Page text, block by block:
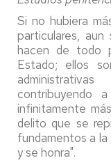
Si no hubiera
particulares,
hacen de todo
Estado; ellos
contribuyendo
infinitamente
delito que se
fundamentos a la
y se honra".